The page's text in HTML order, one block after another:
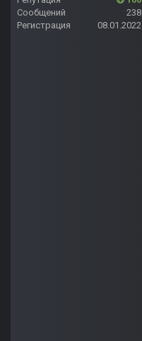
Сообщений
238
Регистрация
08.01.2022